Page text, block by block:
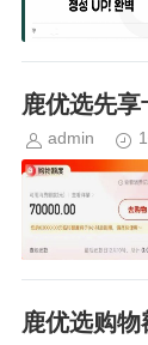
鹿优选先
admin
鹿优选购